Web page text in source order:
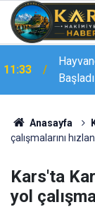
11:32
Anasayfa
çalışmalarını
Kars'ta
yol